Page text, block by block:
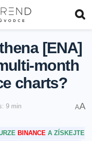
[ENA]
month
charts?
9 min AA
BINANCE A ZÍSKEJTE